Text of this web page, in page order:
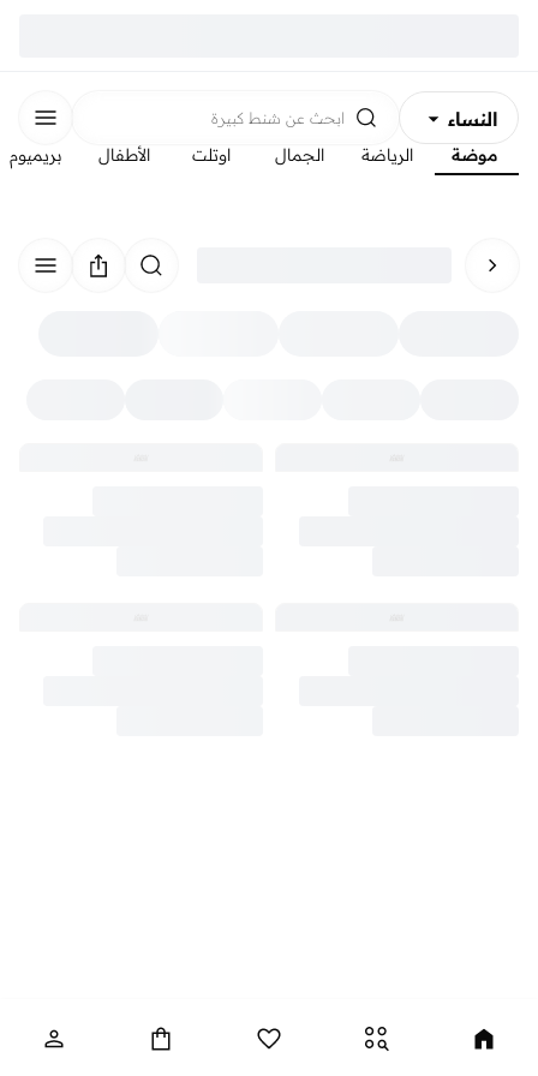
النساء
الرجال
ابحث عن شنط كبيرة
موضة الرياضة الجمال اوتلت الأطفال بريميوم